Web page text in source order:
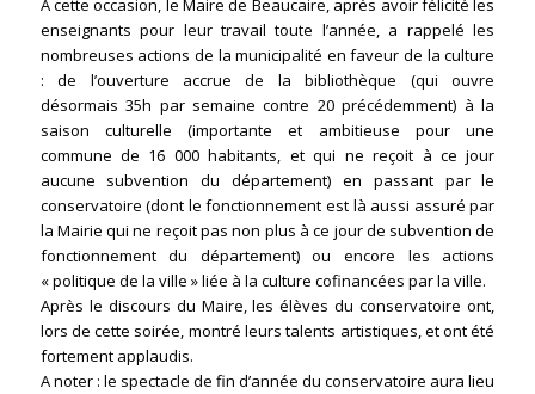
A cette occasion, le Maire de Beaucaire, après avoir félicité les
enseignants pour leur travail toute l’année, a rappelé les
nombreuses actions de la municipalité en faveur de la culture
: de l’ouverture accrue de la bibliothèque (qui ouvre
désormais 35h par semaine contre 20 précédemment) à la
saison culturelle (importante et ambitieuse pour une
commune de 16 000 habitants, et qui ne reçoit à ce jour
aucune subvention du département) en passant par le
conservatoire (dont le fonctionnement est là aussi assuré par
la Mairie qui ne reçoit pas non plus à ce jour de subvention de
fonctionnement du département) ou encore les actions
« politique de la ville » liée à la culture cofinancées par la ville.
Après le discours du Maire, les élèves du conservatoire ont,
lors de cette soirée, montré leurs talents artistiques, et ont été
fortement applaudis.
A noter : le spectacle de fin d’année du conservatoire aura lieu